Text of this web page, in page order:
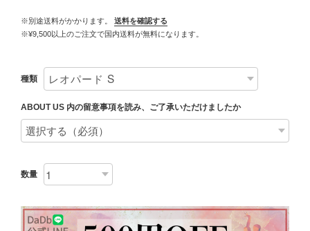
※別途送料がかかります。
送料を確認する
※¥9,500以上のご注文で国内送料が無料になります。
種類
ABOUT US 内の留意事項を読み、ご了承いただけましたか
数量